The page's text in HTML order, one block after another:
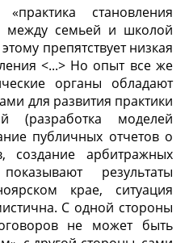
становления
между семьей и школой
препятствует низкая
<...> Но опыт все же
органы обладают
для развития практики
(разработка моделей
публичных отчетов о
создание арбитражных
результаты
крае, ситуация
С одной стороны
не может быть